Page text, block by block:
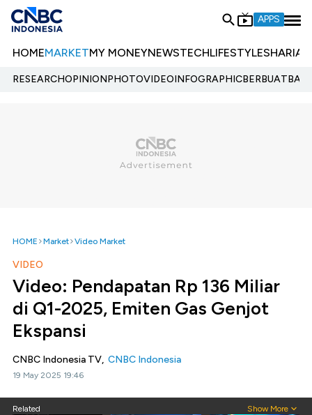
APPS
HOMEMARKETMY MONEYNEWSTECHLIFESTYLESHARIA
RESEARCHOPINIONPHOTOVIDEOINFOGRAPHIC
HOME Market Video Market
VIDEO
Video: Pendapatan Rp 136 Miliar
di Q1-2025, Emiten Gas Genjot
Ekspansi
CNBC Indonesia TV, CNBC Indonesia
19 May 2025 19:46
Related Show More